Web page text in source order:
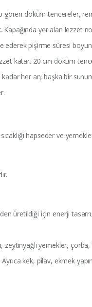
gören döküm tencereler,
Kapağında yer alan lezzet
ederek pişirme süresi
katar. 20 cm döküm
kadar her an; başka bir
hapseder ve
üretildiği için enerji
zeytinyağlı yemekler,
Ayrıca kek, pilav, ekmek